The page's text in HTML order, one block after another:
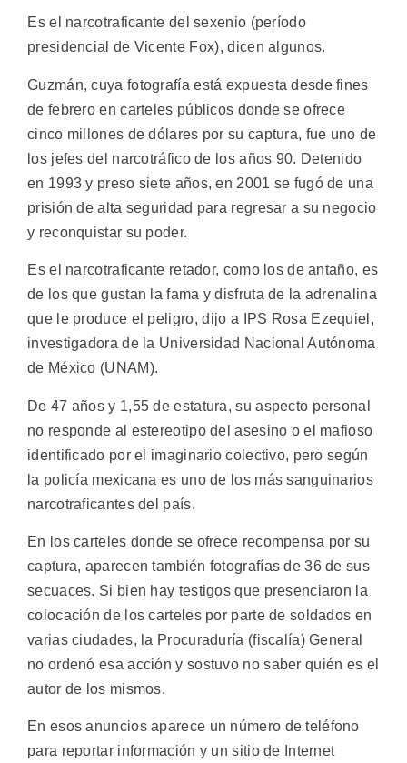
Es el narcotraficante del sexenio (período
presidencial de Vicente Fox), dicen algunos.
Guzmán, cuya fotografía está expuesta desde fines
de febrero en carteles públicos donde se ofrece
cinco millones de dólares por su captura, fue uno de
los jefes del narcotráfico de los años 90. Detenido
en 1993 y preso siete años, en 2001 se fugó de una
prisión de alta seguridad para regresar a su negocio
y reconquistar su poder.
Es el narcotraficante retador, como los de antaño, es
de los que gustan la fama y disfruta de la adrenalina
que le produce el peligro, dijo a IPS Rosa Ezequiel,
investigadora de la Universidad Nacional Autónoma
de México (UNAM).
De 47 años y 1,55 de estatura, su aspecto personal
no responde al estereotipo del asesino o el mafioso
identificado por el imaginario colectivo, pero según
la policía mexicana es uno de los más sanguinarios
narcotraficantes del país.
En los carteles donde se ofrece recompensa por su
captura, aparecen también fotografías de 36 de sus
secuaces. Si bien hay testigos que presenciaron la
colocación de los carteles por parte de soldados en
varias ciudades, la Procuraduría (fiscalía) General
no ordenó esa acción y sostuvo no saber quién es el
autor de los mismos.
En esos anuncios aparece un número de teléfono
para reportar información y un sitio de Internet